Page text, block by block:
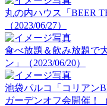
丸の内ハウス「BEER
（2023/06/27）
食べ放題＆飲み放題で
ン」（2023/06/20）
池袋パルコ「コリアン
ガーデンオフ会開催！（